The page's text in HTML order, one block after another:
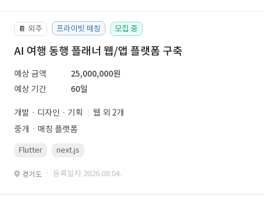
📔 외주 프라이빗 매칭 모집 중
AI 여행 동행 플래너 웹/앱 플랫폼 구축
예상 금액
25,000,000원
예상 기간
60일
개발 · 디자인 · 기획
웹 외 2개
중개ㆍ매칭 플랫폼
Flutter next.js
경기도 · 등록일자 2026.08.04.